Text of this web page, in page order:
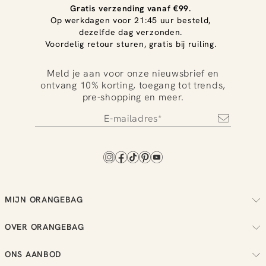
Gratis verzending vanaf €99.
Op werkdagen voor 21:45 uur besteld,
dezelfde dag verzonden.
Voordelig retour sturen, gratis bij ruiling.
Meld je aan voor onze nieuwsbrief en
ontvang 10% korting, toegang tot trends,
pre-shopping en meer.
MIJN ORANGEBAG
Regel je retouren
OVER ORANGEBAG
Duurzaamheid
ONS AANBOD